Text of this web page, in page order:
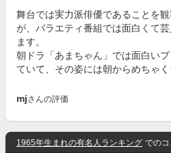
舞台では実力派俳優であることを
が、バラエティ番組では面白くて
ます。
朝ドラ「あまちゃん」では面白い
ていて、その姿には朝からめちゃく
mjさんの評価
1965年生まれの有名人ランキング でのコ